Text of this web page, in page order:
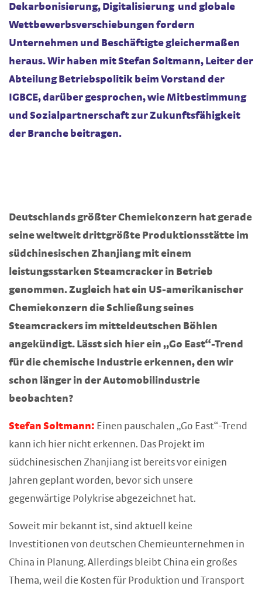
Dekarbonisierung, Digitalisierung und globale
Wettbewerbsverschiebungen fordern
Unternehmen und Beschäftigte gleichermaßen
heraus. Wir haben mit Stefan Soltmann, Leiter der
Abteilung Betriebspolitik beim Vorstand der
IGBCE, darüber gesprochen, wie Mitbestimmung
und Sozialpartnerschaft zur Zukunftsfähigkeit
der Branche beitragen.
Deutschlands größter Chemiekonzern hat gerade
seine weltweit drittgrößte Produktionsstätte im
südchinesischen Zhanjiang mit einem
leistungsstarken Steamcracker in Betrieb
genommen. Zugleich hat ein US-amerikanischer
Chemiekonzern die Schließung seines
Steamcrackers im mitteldeutschen Böhlen
angekündigt. Lässt sich hier ein „Go East“-Trend
für die chemische Industrie erkennen, den wir
schon länger in der Automobilindustrie
beobachten?
Stefan Soltmann: Einen pauschalen „Go East“-Trend
kann ich hier nicht erkennen. Das Projekt im
südchinesischen Zhanjiang ist bereits vor einigen
Jahren geplant worden, bevor sich unsere
gegenwärtige Polykrise abgezeichnet hat.
Soweit mir bekannt ist, sind aktuell keine
Investitionen von deutschen Chemieunternehmen in
China in Planung. Allerdings bleibt China ein großes
Thema, weil die Kosten für Produktion und Transport